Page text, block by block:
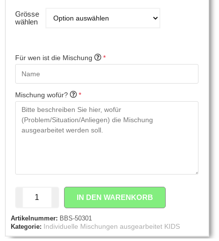
Grösse
wählen
Für wen ist die Mischung *
Mischung wofür? *
IN DEN WARENKORB
Artikelnummer: BBS-50301
Kategorie: Individuelle Mischungen ausgearbeitet KIDS